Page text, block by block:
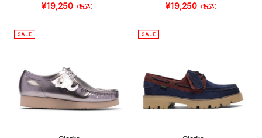
¥19,250 （税込） ¥19,250 （税込）